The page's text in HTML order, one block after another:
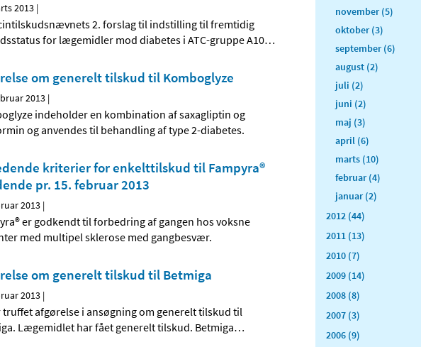
2013 |
2. forslag til indstilling til fremtidig
for lægemidler mod diabetes i ATC-gruppe A10…
om generelt tilskud til Komboglyze
2013 |
indeholder en kombination af saxagliptin og
og anvendes til behandling af type 2-diabetes.
kriterier for enkelttilskud til Fampyra®
pr. 15. februar 2013
2013 |
er godkendt til forbedring af gangen hos voksne
med multipel sklerose med gangbesvær.
om generelt tilskud til Betmiga
2013 |
truffet afgørelse i ansøgning om generelt tilskud til
Lægemidlet har fået generelt tilskud. Betmiga…
november (5)
oktober (3)
september (6)
august (2)
juli (2)
juni (2)
maj (3)
april (6)
marts (10)
februar (4)
januar (2)
2012 (44)
2011 (13)
2010 (7)
2009 (14)
2008 (8)
2007 (3)
2006 (9)